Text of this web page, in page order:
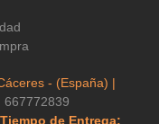
- (España) |
667772839
Tiempo de Entrega: